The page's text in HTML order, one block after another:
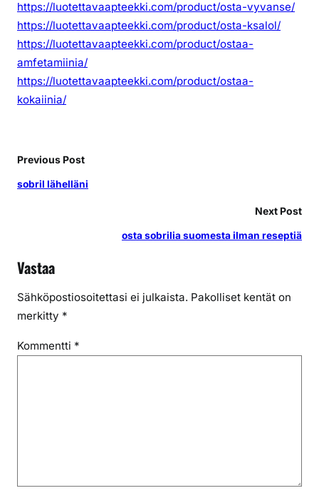
https://luotettavaapteekki.com/product/osta-vyvanse/
https://luotettavaapteekki.com/product/osta-ksalol/
https://luotettavaapteekki.com/product/ostaa-
amfetamiinia/
https://luotettavaapteekki.com/product/ostaa-
kokaiinia/
Previous Post
sobril lähelläni
Next Post
osta sobrilia suomesta ilman reseptiä
Vastaa
Sähköpostiosoitettasi ei julkaista. Pakolliset kentät on
merkitty *
Kommentti *